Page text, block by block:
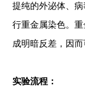
提纯的外泌体、
行重金属染色。
成明暗反差，因
实验流程：